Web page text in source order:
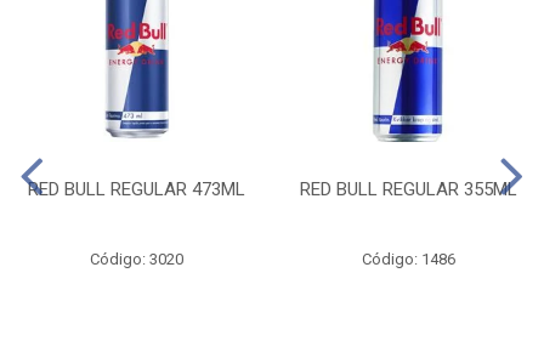
RED BULL REGULAR 473ML
Código: 3020
RED BULL REGULAR 355ML
Código: 1486